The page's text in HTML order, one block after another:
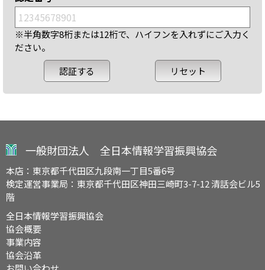
※半角数字8桁または12桁で、ハイフンを入れずにご入力く
ださい。
一般財団法人 全日本情報学習振興協会
本店：東京都千代田区九段南一丁目5番6号
検定運営事業局：東京都千代田区神田三崎町3-7-12 清話会ビル5
階
全日本情報学習振興協会
協会概要
事業内容
協会沿革